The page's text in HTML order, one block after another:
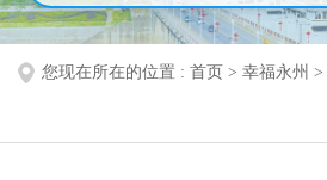
您现在所在的位置 : 首页 > 幸福永州 >